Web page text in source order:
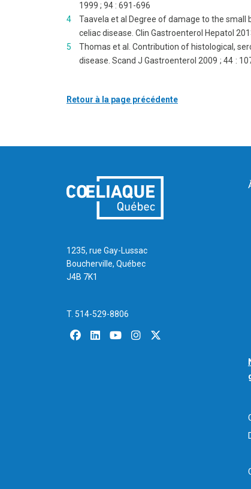
1999 ; 94 : 691-696
Taavela et al Degree of damage to the
celiac disease. Clin Gastroenterol Hepatol
Thomas et al. Contribution of histological,
disease. Scand J Gastroenterol 2009 ; 44 :
Retour à la page précédente
1235, rue Gay-Lussac
Boucherville, Québec
J4B 7K1
T. 514-529-8806
facebook
linkedinyoutubeinstagram